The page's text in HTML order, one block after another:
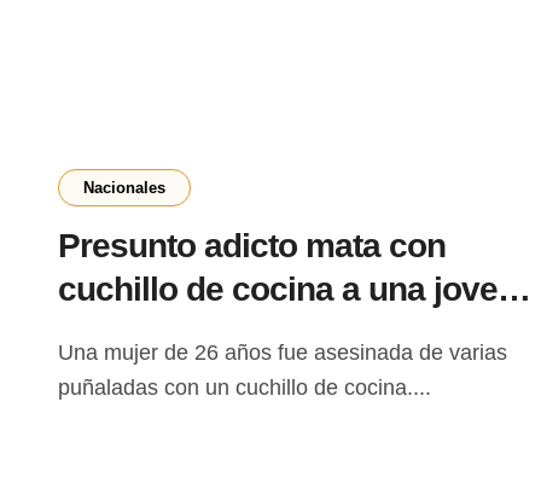
Nacionales
Presunto adicto mata con
cuchillo de cocina a una joven
Una mujer de 26 años fue asesinada de varias
puñaladas con un cuchillo de cocina....